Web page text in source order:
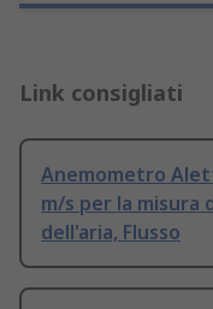
Link consigliati
Anemometro
m/s per la misura
dell'aria, Flusso